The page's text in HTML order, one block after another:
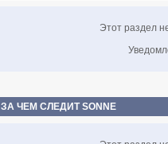
Этот раздел
ЗА ЧЕМ СЛЕДИТ SONNE